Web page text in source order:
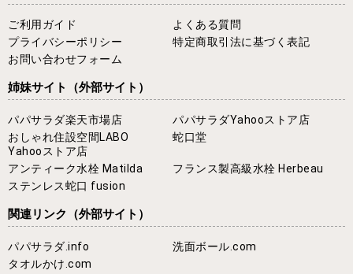
ご利用ガイド
よくある質問
プライバシーポリシー
特定商取引法に基づく表記
お問い合わせフォーム
姉妹サイト （外部サイト）
パパサラダ楽天市場店
パパサラダYahooストア店
おしゃれ住設空間LABO
Yahooストア店
蛇口堂
アンティーク水栓 Matilda
フランス製高級水栓 Herbeau
ステンレス蛇口 fusion
関連リンク （外部サイト）
パパサラダ.info
洗面ボール.com
タオルかけ.com